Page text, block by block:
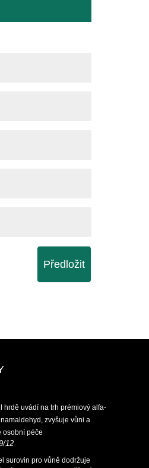
Předložit
hrdě uvádí na trh prémiový alfa-
zvyšuje vůni a
osobní péče
12
surovin pro vůně dodržuje